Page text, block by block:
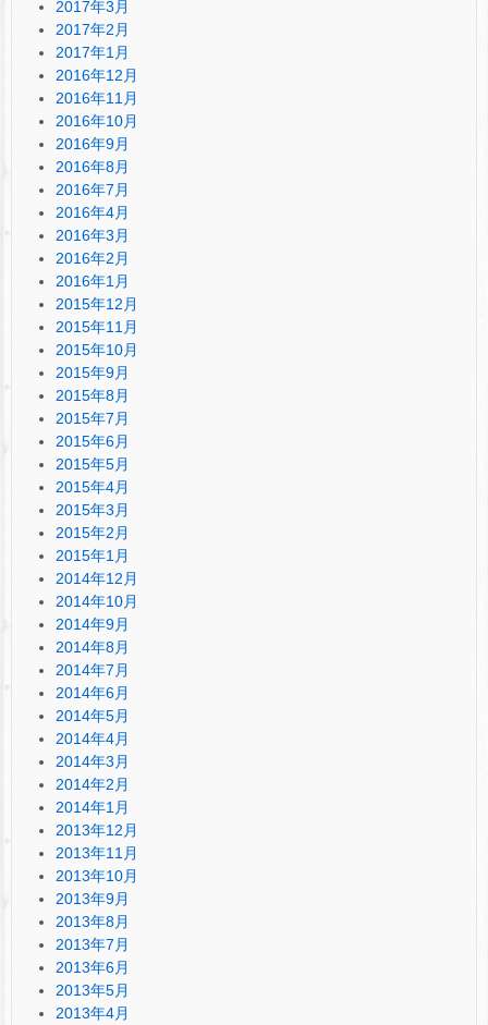
2017年3月
2017年2月
2017年1月
2016年12月
2016年11月
2016年10月
2016年9月
2016年8月
2016年7月
2016年4月
2016年3月
2016年2月
2016年1月
2015年12月
2015年11月
2015年10月
2015年9月
2015年8月
2015年7月
2015年6月
2015年5月
2015年4月
2015年3月
2015年2月
2015年1月
2014年12月
2014年10月
2014年9月
2014年8月
2014年7月
2014年6月
2014年5月
2014年4月
2014年3月
2014年2月
2014年1月
2013年12月
2013年11月
2013年10月
2013年9月
2013年8月
2013年7月
2013年6月
2013年5月
2013年4月